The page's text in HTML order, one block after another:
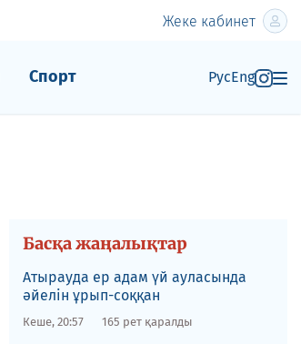
Жеке кабинет
Спорт РусEng
Басқа жаңалықтар
Атырауда ер адам үй ауласында
әйелін ұрып-соққан
Кеше, 20:57 165 рет қаралды